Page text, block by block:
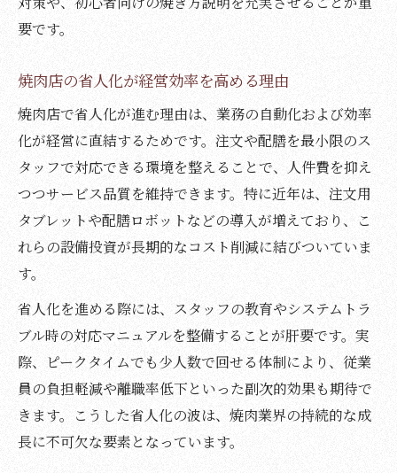
要です。
焼肉店の省人化が経営効率を高める理由
焼肉店で省人化が進む理由は、業務の自動化および効率
化が経営に直結するためです。注文や配膳を最小限のス
タッフで対応できる環境を整えることで、人件費を抑え
つつサービス品質を維持できます。特に近年は、注文用
タブレットや配膳ロボットなどの導入が増えており、こ
れらの設備投資が長期的なコスト削減に結びついていま
す。
省人化を進める際には、スタッフの教育やシステムトラ
ブル時の対応マニュアルを整備することが肝要です。実
際、ピークタイムでも少人数で回せる体制により、従業
員の負担軽減や離職率低下といった副次的効果も期待で
きます。こうした省人化の波は、焼肉業界の持続的な成
長に不可欠な要素となっています。